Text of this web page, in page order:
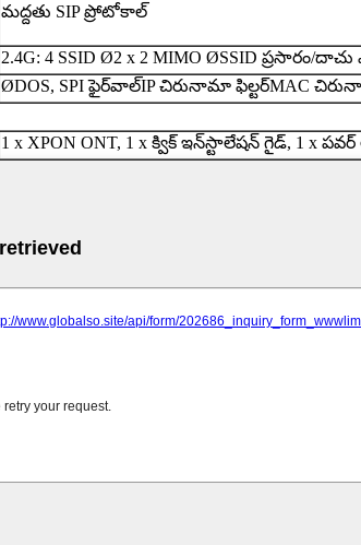
మద్దతు SIP ప్రోటోకాల్
2.4G: 4 SSID Ø2 x 2 MIMO ØSSID ప్రసారం/దాచు
ØDOS, SPI ఫైర్‌వాల్IP చిరునామా ఫిల్టర్MAC
1 x XPON ONT, 1 x క్విక్ ఇన్‌స్టాలేషన్ గైడ్, 1 x